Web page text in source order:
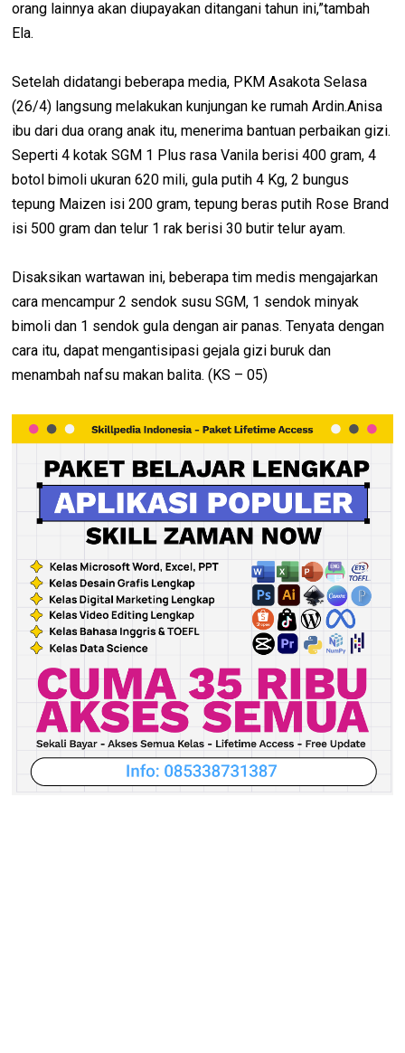
orang lainnya akan diupayakan ditangani tahun ini,”tambah
Ela.
Setelah didatangi beberapa media, PKM Asakota Selasa
(26/4) langsung melakukan kunjungan ke rumah Ardin.Anisa
ibu dari dua orang anak itu, menerima bantuan perbaikan gizi.
Seperti 4 kotak SGM 1 Plus rasa Vanila berisi 400 gram, 4
botol bimoli ukuran 620 mili, gula putih 4 Kg, 2 bungus
tepung Maizen isi 200 gram, tepung beras putih Rose Brand
isi 500 gram dan telur 1 rak berisi 30 butir telur ayam.
Disaksikan wartawan ini, beberapa tim medis mengajarkan
cara mencampur 2 sendok susu SGM, 1 sendok minyak
bimoli dan 1 sendok gula dengan air panas. Tenyata dengan
cara itu, dapat mengantisipasi gejala gizi buruk dan
menambah nafsu makan balita. (KS – 05)